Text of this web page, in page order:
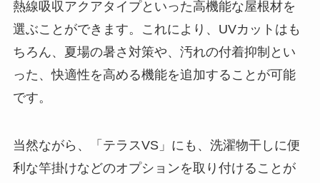
熱線吸収アクアタイプといった高機能な屋根材を
選ぶことができます。これにより、UVカットはも
ちろん、夏場の暑さ対策や、汚れの付着抑制とい
った、快適性を高める機能を追加することが可能
です。
当然ながら、「テラスVS」にも、洗濯物干しに便
利な竿掛けなどのオプションを取り付けることが